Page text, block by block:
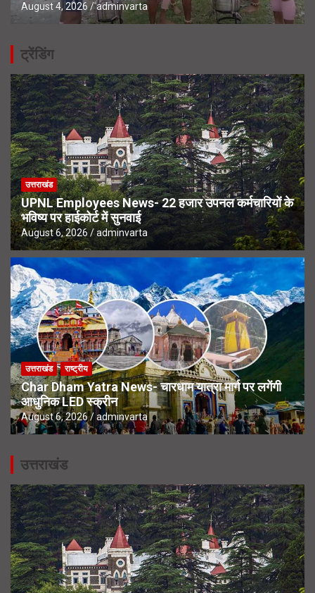
August 4, 2026 adminvarta
ट्रेंडिंग
उत्तराखंड
UPNL Employees News- 22 हजार उपनल कर्मचारियों के
भविष्य पर हाईकोर्ट में सुनवाई
August 6, 2026 adminvarta
उत्तराखंड राष्ट्रीय
Char Dham Yatra News- चारधाम यात्रा मार्ग पर लगेंगी
आधुनिक LED स्क्रीन
August 6, 2026 adminvarta
उत्तराखंड